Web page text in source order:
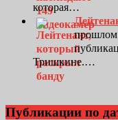
которая…
прошлом
Тришкине.…
Публикации по